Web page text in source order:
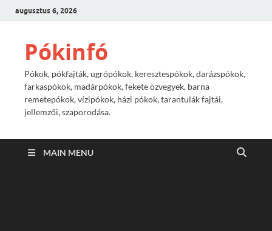
augusztus 6, 2026
Pókinfó
Pókok, pókfajták, ugrópókok, keresztespókok, darázspókok,
farkaspókok, madárpókok, fekete özvegyek, barna
remetepókok, vízipókok, házi pókok, tarantulák fajtái,
jellemzői, szaporodása.
MAIN MENU